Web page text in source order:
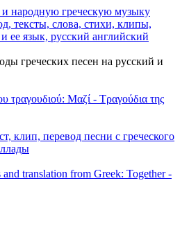
греческих песен на русский и